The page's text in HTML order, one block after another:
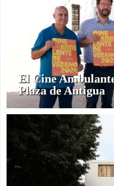
El Cine
Plaza de Antigua